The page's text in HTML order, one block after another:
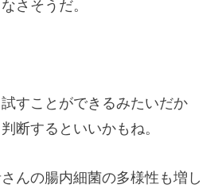
さそうだ。
すことができるみたいだか
断するといいかもね。
んの腸内細菌の多様性も増し